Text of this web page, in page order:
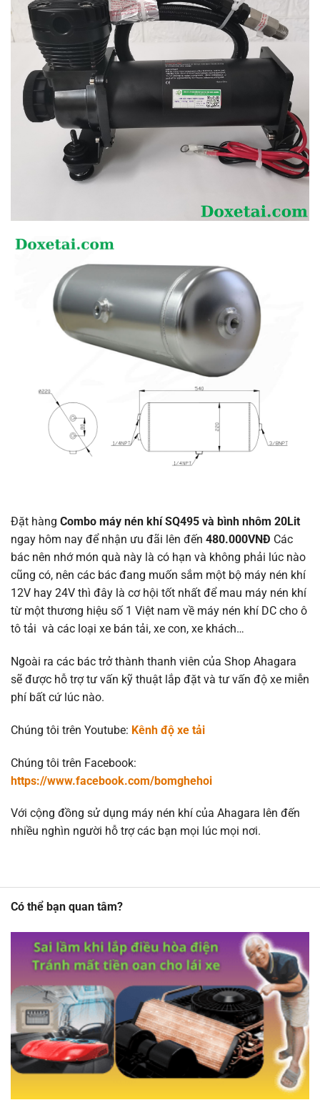
Đặt hàng Combo máy nén khí SQ495 và bình nhôm 20Lit
ngay hôm nay để nhận ưu đãi lên đến 480.000VNĐ Các
bác nên nhớ món quà này là có hạn và không phải lúc nào
cũng có, nên các bác đang muốn sắm một bộ máy nén khí
12V hay 24V thì đây là cơ hội tốt nhất để mau máy nén khí
từ một thương hiệu số 1 Việt nam về máy nén khí DC cho ô
tô tải và các loại xe bán tải, xe con, xe khách…
Ngoài ra các bác trở thành thanh viên của Shop Ahagara
sẽ được hỗ trợ tư vấn kỹ thuật lắp đặt và tư vấn độ xe miễn
phí bất cứ lúc nào.
Chúng tôi trên Youtube: Kênh độ xe tải
Chúng tôi trên Facebook:
https://www.facebook.com/bomghehoi
Với cộng đồng sử dụng máy nén khí của Ahagara lên đến
nhiều nghìn người hỗ trợ các bạn mọi lúc mọi nơi.
Có thể bạn quan tâm?